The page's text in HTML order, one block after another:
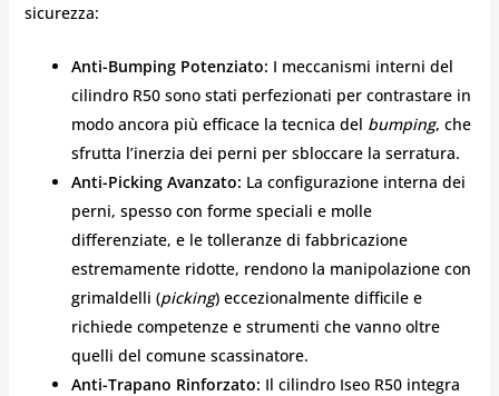
sicurezza:
Anti-Bumping Potenziato: I meccanismi interni del
cilindro R50 sono stati perfezionati per contrastare in
modo ancora più efficace la tecnica del bumping, che
sfrutta l’inerzia dei perni per sbloccare la serratura.
Anti-Picking Avanzato: La configurazione interna dei
perni, spesso con forme speciali e molle
differenziate, e le tolleranze di fabbricazione
estremamente ridotte, rendono la manipolazione con
grimaldelli (picking) eccezionalmente difficile e
richiede competenze e strumenti che vanno oltre
quelli del comune scassinatore.
Anti-Trapano Rinforzato: Il cilindro Iseo R50 integra